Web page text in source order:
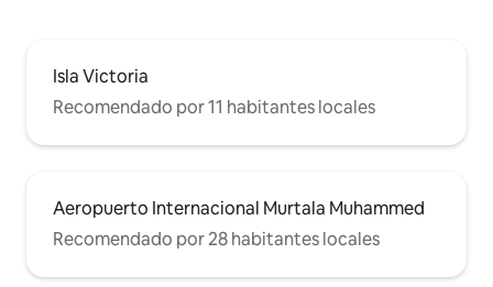
Isla Victoria
Recomendado por 11 habitantes locales
Aeropuerto Internacional Murtala Muhammed
Recomendado por 28 habitantes locales